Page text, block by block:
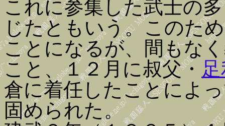
これに参集した武士の
じたともいう。このた
ことになるが、間もな
こと、１２月に叔父・
倉に着任したことによ
固められた。